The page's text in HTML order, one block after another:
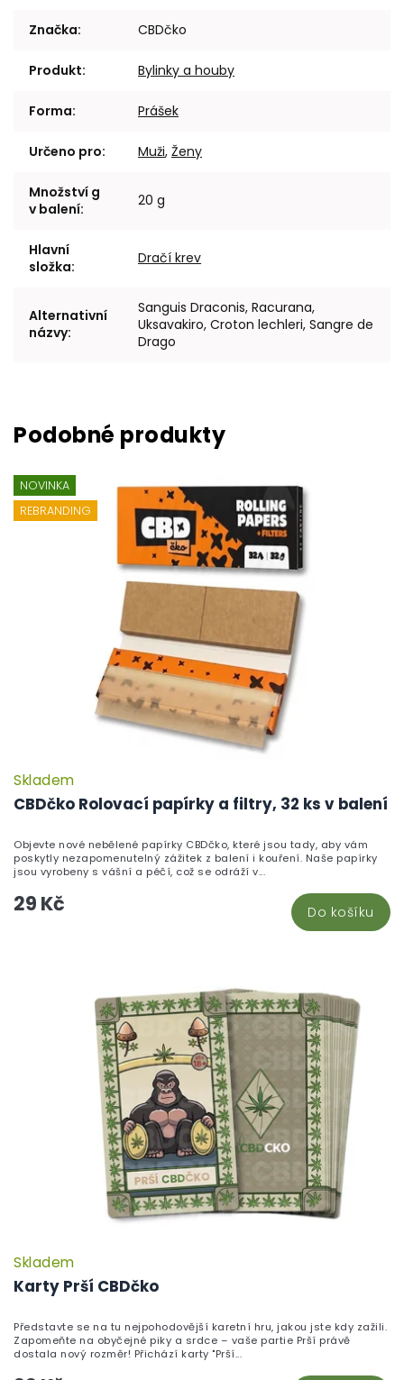
Značka: CBDčko
Produkt: Bylinky a houby
Forma: Prášek
Určeno pro: Muži, Ženy
Množství g
v balení: 20 g
Hlavní
složka: Dračí krev
Alternativní
názvy:
Sanguis Draconis, Racurana,
Uksavakiro, Croton lechleri, Sangre de
Drago
NOVINKA
REBRANDING
CBDčko Rolovací papírky a filtry, 32 ks v balení
Skladem
29 Kč Do košíku
Objevte nové nebělené papírky CBDčko, které jsou tady, aby vám
poskytly nezapomenutelný zážitek z balení i kouření. Naše papírky
jsou vyrobeny s vášní a péčí, což se odráží v...
Karty Prší CBDčko
Skladem
Představte se na tu nejpohodovější karetní hru, jakou jste kdy zažili.
Zapomeňte na obyčejné piky a srdce – vaše partie Prší právě
dostala nový rozměr! Přichází karty "Prší...